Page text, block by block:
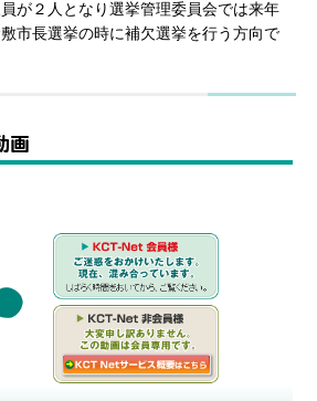
が２人となり選挙管理委員会では来年
市長選挙の時に補欠選挙を行う方向で
画